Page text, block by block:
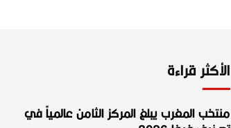
الأكثر قراءة
منتخب المغرب يبلغ المركز الثامن عالمياً في